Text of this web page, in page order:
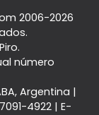
2006-2026
número
Argentina |
4922| E-